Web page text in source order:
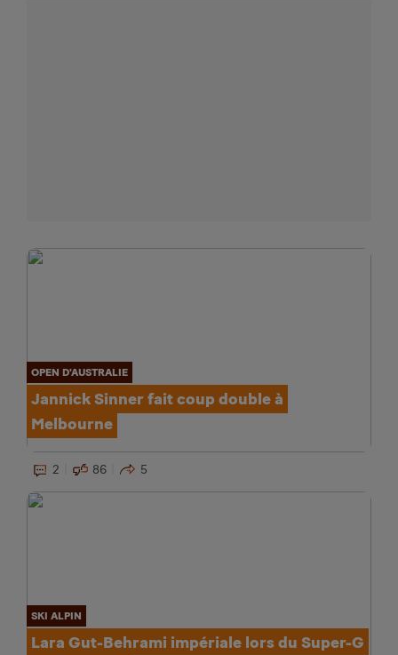
OPEN D'AUSTRALIE
Jannick Sinner fait coup double à
Melbourne
2 86 5
SKI ALPIN
Lara Gut-Behrami impériale lors du Super-G